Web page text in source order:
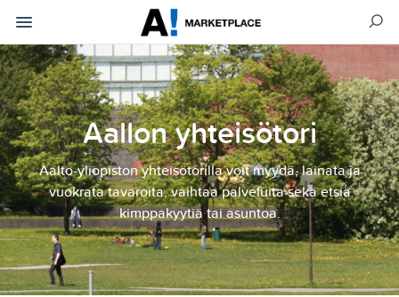
Aallon yhteisötori
Aalto-yliopiston yhteisötorilla voit myydä, lainata ja
vuokrata tavaroita, vaihtaa palveluita sekä etsiä
kimppakyytiä tai asuntoa.